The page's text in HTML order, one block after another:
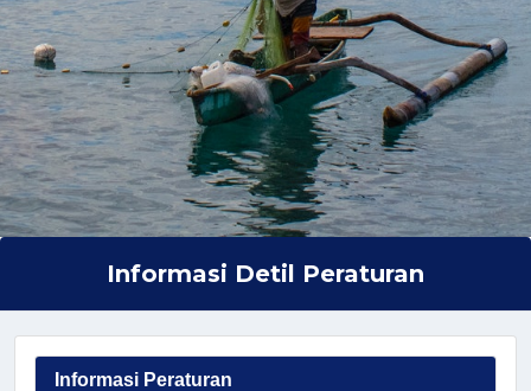
Informasi Detil Peraturan
Informasi Peraturan